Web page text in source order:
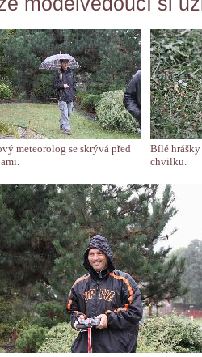
meteorolog se skrývá před
Bílé hrášky
chvilku.